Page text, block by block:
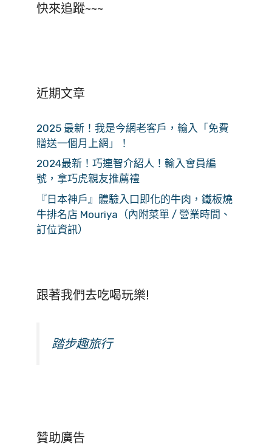
快來追蹤~~~
近期文章
2025 最新！我是今網老客戶，輸入「免費
贈送一個月上網」！
2024最新！巧連智介紹人！輸入會員編
號，拿巧虎親友推薦禮
『日本神戶』體驗入口即化的牛肉，鐵板燒
牛排名店 Mouriya（內附菜單 / 營業時間、
訂位資訊）
跟著我們去吃喝玩樂!
踏步趣旅行
贊助廣告